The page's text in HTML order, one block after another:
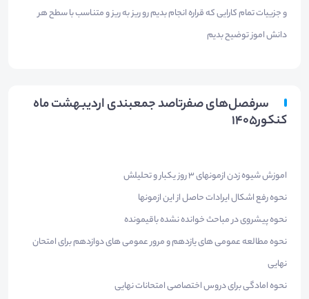
و جزییات تمام کارایی که قراره انجام بدیم رو ریز به ریز و متناسب با سطح هر
دانش اموز توضیح بدیم
سرفصل‌های صفرتاصد جمعبندی اردیبهشت ماه
کنکور۱۴۰۵
اموزش شیوه زدن ازمونهای ۳ روز یکبار و تحلیلش
نحوه رفع اشکال ایرادات حاصل از این ازمونها
نحوه پیشروی در مباحث خوانده نشده باقیمونده
نحوه مطالعه عمومی های یازدهم و مرور عمومی های دوازدهم برای امتحان
نهایی
نحوه امادگی برای دروس اختصاصی امتحانات نهایی